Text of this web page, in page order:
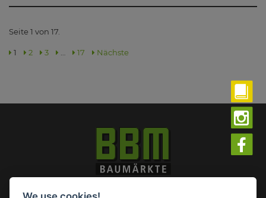
Seite 1 von 17.
1 2 3 … 17 Nächste
Impressum Datenschutz